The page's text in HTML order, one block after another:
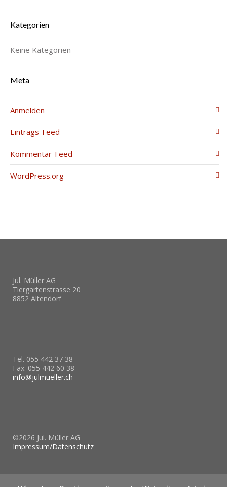
Kategorien
Keine Kategorien
Meta
Anmelden
Eintrags-Feed
Kommentar-Feed
WordPress.org
Jul. Müller AG
Tiergartenstrasse 20
8852 Altendorf
Tel. 055 442 37 38
Fax. 055 442 60 38
info@julmueller.ch
©2026 Jul. Müller AG
Impressum/Datenschutz